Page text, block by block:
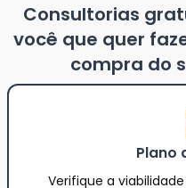
Consultorias
você que quer
compra do
Plano
Verifique a